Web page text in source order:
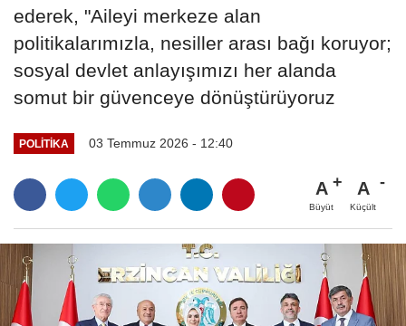
ederek, "Aileyi merkeze alan
politikalarımızla, nesiller arası bağı koruyor;
sosyal devlet anlayışımızı her alanda
somut bir güvenceye dönüştürüyoruz
POLITIKA 03 Temmuz 2026 - 12:40
A
Büyüt
A
Küçült